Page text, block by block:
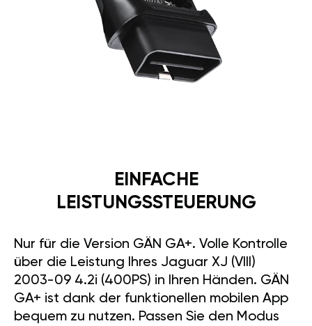
EINFACHE
LEISTUNGSSTEUERUNG
Nur für die Version GÄN GA+. Volle Kontrolle
über die Leistung Ihres Jaguar XJ (VIII)
2003-09 4.2i (400PS) in Ihren Händen. GÄN
GA+ ist dank der funktionellen mobilen App
bequem zu nutzen. Passen Sie den Modus